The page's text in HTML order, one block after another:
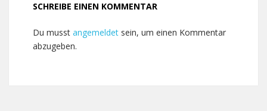
SCHREIBE EINEN KOMMENTAR
Du musst angemeldet sein, um einen Kommentar
abzugeben.